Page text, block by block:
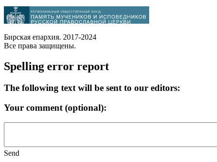
Бирская епархия. 2017-2024
Все права защищены.
Spelling error report
The following text will be sent to our editors:
Your comment (optional):
Send